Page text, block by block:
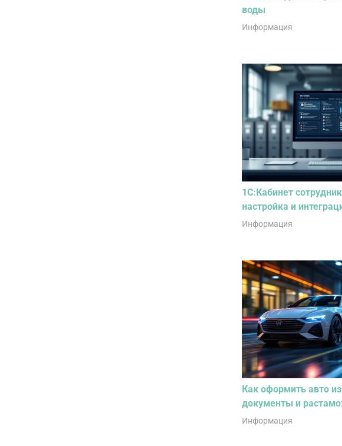
воды
Информация
1С:Кабинет
настройка и
Информация
Как оформить авто
документы и
Информация